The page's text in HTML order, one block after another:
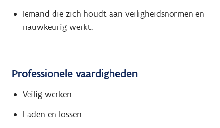
Iemand die zich houdt aan veiligheidsnormen en
nauwkeurig werkt.
Professionele vaardigheden
Veilig werken
Laden en lossen